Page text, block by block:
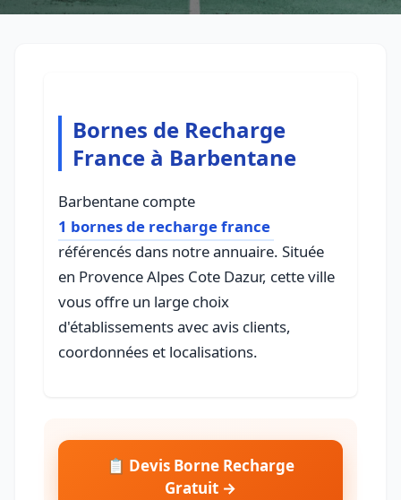
Bornes de Recharge
France à Barbentane
Barbentane compte
1 bornes de recharge france
référencés dans notre annuaire. Située
en Provence Alpes Cote Dazur, cette ville
vous offre un large choix
d'établissements avec avis clients,
coordonnées et localisations.
📋 Devis Borne Recharge
Gratuit →